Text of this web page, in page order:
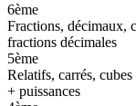
6ème
Fractions, décimaux,
fractions décimales
5ème
Relatifs, carrés, cubes
+ puissances